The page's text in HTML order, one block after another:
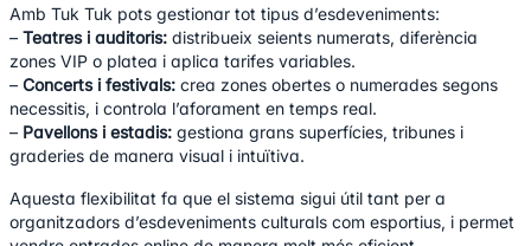
Amb Tuk Tuk pots gestionar tot tipus d’esdeveniments:
– Teatres i auditoris: distribueix seients numerats, diferència
zones VIP o platea i aplica tarifes variables.
– Concerts i festivals: crea zones obertes o numerades segons
necessitis, i controla l’aforament en temps real.
– Pavellons i estadis: gestiona grans superfícies, tribunes i
graderies de manera visual i intuïtiva.
Aquesta flexibilitat fa que el sistema sigui útil tant per a
organitzadors d’esdeveniments culturals com esportius, i permet